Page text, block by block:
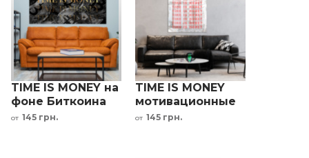
TIME IS MONEY на
фоне Биткоина
мотивационный
от 145 грн.
TIME IS MONEY
мотивационные
надписи принт в
от 145 грн.